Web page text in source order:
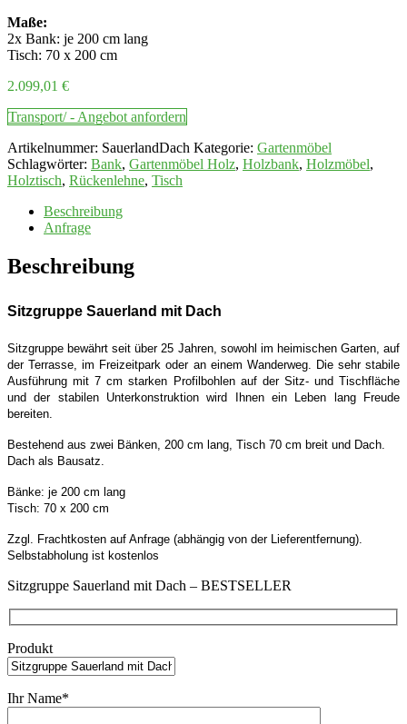
Maße:
2x Bank: je 200 cm lang
Tisch: 70 x 200 cm
2.099,01 €
Transport/ - Angebot anfordern
Artikelnummer: SauerlandDach Kategorie: Gartenmöbel
Schlagwörter: Bank, Gartenmöbel Holz, Holzbank, Holzmöbel,
Holztisch, Rückenlehne, Tisch
Beschreibung
Anfrage
Beschreibung
Sitzgruppe Sauerland mit Dach
Sitzgruppe bewährt seit über 25 Jahren, sowohl im heimischen Garten, auf
der Terrasse, im Freizeitpark oder an einem Wanderweg. Die sehr stabile
Ausführung mit 7 cm starken Profilbohlen auf der Sitz- und Tischfläche
und der stabilen Unterkonstruktion wird Ihnen ein Leben lang Freude
bereiten.
Bestehend aus zwei Bänken, 200 cm lang, Tisch 70 cm breit und Dach.
Dach als Bausatz.
Bänke: je 200 cm lang
Tisch: 70 x 200 cm
Zzgl. Frachtkosten auf Anfrage (abhängig von der Lieferentfernung).
Selbstabholung ist kostenlos
Sitzgruppe Sauerland mit Dach – BESTSELLER
Produkt
Ihr Name*